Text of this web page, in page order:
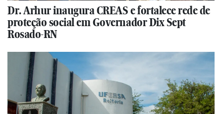
Dr. Arhur inaugura CREAS e fortalece rede de
proteção social em Governador Dix Sept
Rosado-RN